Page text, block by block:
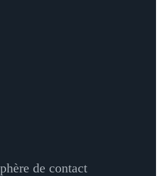
de contact